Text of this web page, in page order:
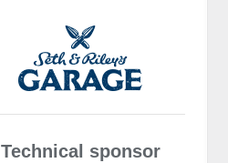
Technical sponsor